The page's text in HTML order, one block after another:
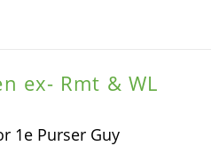
ex- Rmt & WL
1e Purser Guy